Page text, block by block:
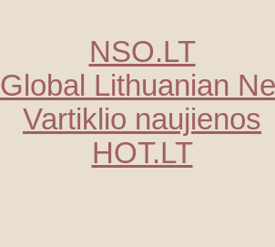
NSO.LT
Global Lithuanian
Vartiklio naujienos
HOT.LT